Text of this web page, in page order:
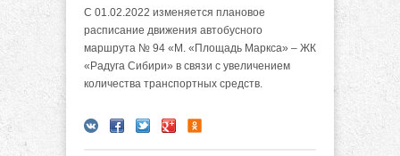
С 01.02.2022 изменяется плановое
расписание движения автобусного
маршрута № 94 «М. «Площадь Маркса» – ЖК
«Радуга Сибири» в связи с увеличением
количества транспортных средств.